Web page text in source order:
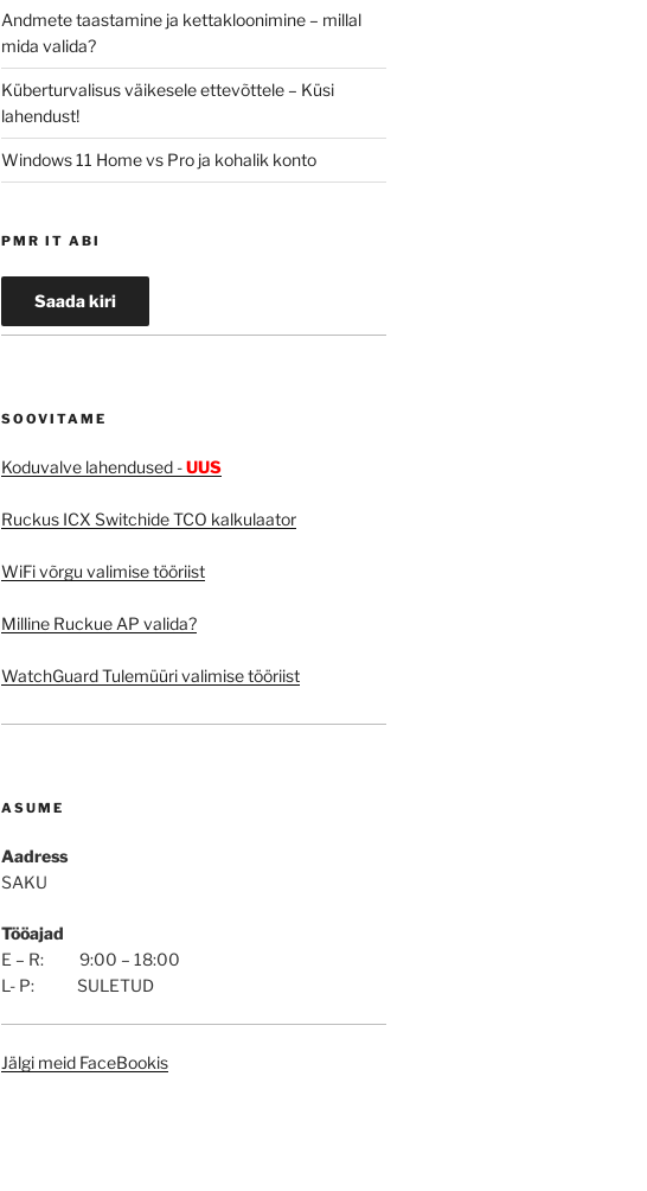
Andmete taastamine ja kettakloonimine – millal
mida valida?
Küberturvalisus väikesele ettevõttele – Küsi
lahendust!
Windows 11 Home vs Pro ja kohalik konto
PMR IT ABI
SOOVITAME
Koduvalve lahendused -UUS
Ruckus ICX Switchide TCO kalkulaator
WiFi võrgu valimise tööriist
Milline Ruckue AP valida?
WatchGuard Tulemüüri valimise tööriist
ASUME
Aadress
SAKU
Tööajad
E – R: 9:00 – 18:00
L- P: SULETUD
Jälgi meid FaceBookis